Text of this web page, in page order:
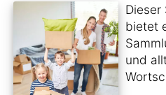
Dieser
bietet
und